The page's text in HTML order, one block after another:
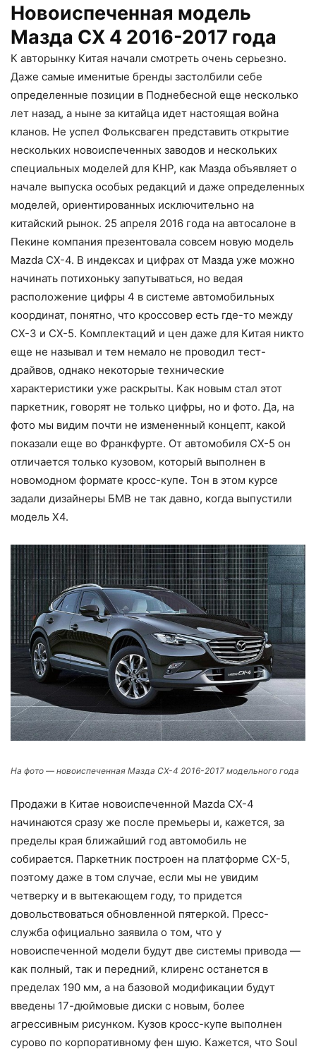
Новоиспеченная модель
Мазда СХ 4 2016-2017 года
К авторынку Китая начали смотреть очень серьезно.
Даже самые именитые бренды застолбили себе
определенные позиции в Поднебесной еще несколько
лет назад, а ныне за китайца идет настоящая война
кланов. Не успел Фольксваген представить открытие
нескольких новоиспеченных заводов и нескольких
специальных моделей для КНР, как Мазда объявляет о
начале выпуска особых редакций и даже определенных
моделей, ориентированных исключительно на
китайский рынок. 25 апреля 2016 года на автосалоне в
Пекине компания презентовала совсем новую модель
Mazda CX-4. В индексах и цифрах от Мазда уже можно
начинать потихоньку запутываться, но ведая
расположение цифры 4 в системе автомобильных
координат, понятно, что кроссовер есть где-то между
СХ-3 и СХ-5. Комплектаций и цен даже для Китая никто
еще не называл и тем немало не проводил тест-
драйвов, однако некоторые технические
характеристики уже раскрыты. Как новым стал этот
паркетник, говорят не только цифры, но и фото. Да, на
фото мы видим почти не измененный концепт, какой
показали еще во Франкфурте. От автомобиля СХ-5 он
отличается только кузовом, который выполнен в
новомодном формате кросс-купе. Тон в этом курсе
задали дизайнеры БМВ не так давно, когда выпустили
модель Х4.
На фото — новоиспеченная Мазда СХ-4 2016-2017 модельного года
Продажи в Китае новоиспеченной Mazda CX-4
начинаются сразу же после премьеры и, кажется, за
пределы края ближайший год автомобиль не
собирается. Паркетник построен на платформе СХ-5,
поэтому даже в том случае, если мы не увидим
четверку и в вытекающем году, то придется
довольствоваться обновленной пятеркой. Пресс-
служба официально заявила о том, что у
новоиспеченной модели будут две системы привода —
как полный, так и передний, клиренс останется в
пределах 190 мм, а на базовой модификации будут
введены 17-дюймовые диски с новым, более
агрессивным рисунком. Кузов кросс-купе выполнен
сурово по корпоративному фен шую. Кажется, что Soul